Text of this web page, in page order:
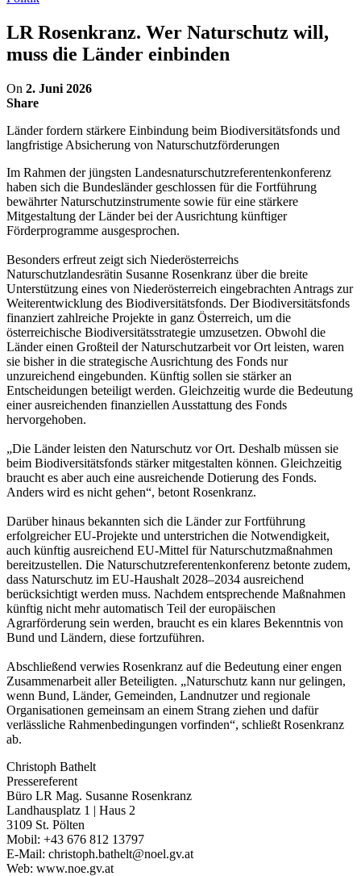
LR Rosenkranz. Wer Naturschutz will,
muss die Länder einbinden
On 2. Juni 2026
Share
Länder fordern stärkere Einbindung beim Biodiversitätsfonds und
langfristige Absicherung von Naturschutzförderungen
Im Rahmen der jüngsten Landesnaturschutzreferentenkonferenz
haben sich die Bundesländer geschlossen für die Fortführung
bewährter Naturschutzinstrumente sowie für eine stärkere
Mitgestaltung der Länder bei der Ausrichtung künftiger
Förderprogramme ausgesprochen.
Besonders erfreut zeigt sich Niederösterreichs
Naturschutzlandesrätin Susanne Rosenkranz über die breite
Unterstützung eines von Niederösterreich eingebrachten Antrags zur
Weiterentwicklung des Biodiversitätsfonds. Der Biodiversitätsfonds
finanziert zahlreiche Projekte in ganz Österreich, um die
österreichische Biodiversitätsstrategie umzusetzen. Obwohl die
Länder einen Großteil der Naturschutzarbeit vor Ort leisten, waren
sie bisher in die strategische Ausrichtung des Fonds nur
unzureichend eingebunden. Künftig sollen sie stärker an
Entscheidungen beteiligt werden. Gleichzeitig wurde die Bedeutung
einer ausreichenden finanziellen Ausstattung des Fonds
hervorgehoben.
„Die Länder leisten den Naturschutz vor Ort. Deshalb müssen sie
beim Biodiversitätsfonds stärker mitgestalten können. Gleichzeitig
braucht es aber auch eine ausreichende Dotierung des Fonds.
Anders wird es nicht gehen“, betont Rosenkranz.
Darüber hinaus bekannten sich die Länder zur Fortführung
erfolgreicher EU-Projekte und unterstrichen die Notwendigkeit,
auch künftig ausreichend EU-Mittel für Naturschutzmaßnahmen
bereitzustellen. Die Naturschutzreferentenkonferenz betonte zudem,
dass Naturschutz im EU-Haushalt 2028–2034 ausreichend
berücksichtigt werden muss. Nachdem entsprechende Maßnahmen
künftig nicht mehr automatisch Teil der europäischen
Agrarförderung sein werden, braucht es ein klares Bekenntnis von
Bund und Ländern, diese fortzuführen.
Abschließend verwies Rosenkranz auf die Bedeutung einer engen
Zusammenarbeit aller Beteiligten. „Naturschutz kann nur gelingen,
wenn Bund, Länder, Gemeinden, Landnutzer und regionale
Organisationen gemeinsam an einem Strang ziehen und dafür
verlässliche Rahmenbedingungen vorfinden“, schließt Rosenkranz
ab.
Christoph Bathelt
Pressereferent
Büro LR Mag. Susanne Rosenkranz
Landhausplatz 1 | Haus 2
3109 St. Pölten
Mobil: +43 676 812 13797
E-Mail: christoph.bathelt@noel.gv.at
Web: www.noe.gv.at